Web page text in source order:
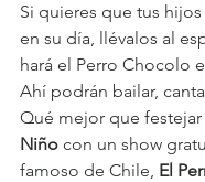
Si quieres que tus
en su día, llévalos al
hará el Perro Chocolo
Ahí podrán bailar,
Qué mejor que festejar
Niño con un show
famoso de Chile, El